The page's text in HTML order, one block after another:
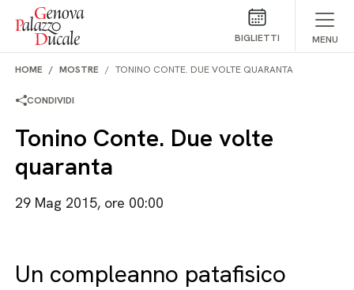
Salta al contenuto
BIGLIETTI MENU
HOME MOSTRE TONINO CONTE. DUE VOLTE QUARANTA
CONDIVIDI
Tonino Conte. Due volte
quaranta
29 Mag 2015, ore 00:00
Un compleanno patafisico